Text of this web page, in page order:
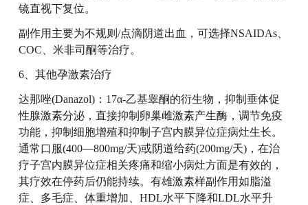
镜直视下复位。
副作用主要为不规则/点滴阴道出血，可选择NSAIDAs、
COC、米非司酮等治疗。
6、其他孕激素治疗
达那唑(Danazol)：17α-乙基睾酮的衍生物，抑制垂体促
性腺激素分泌，直接抑制卵巢雌激素产生酶，调节免疫
功能，抑制细胞增殖和抑制子宫内膜异位症病灶生长。
通常口服(400—800mg/天)或阴道给药(200mg/天)，在治
疗子宫内膜异位症相关疼痛和缩小病灶方面是有效的，
其疗效在停药后仍能持续。有雄激素样副作用如脂溢
症、多毛症、体重增加、HDL水平下降和LDL水平升